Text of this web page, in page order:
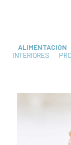
ALIMENTACIÓN
INTERIORES